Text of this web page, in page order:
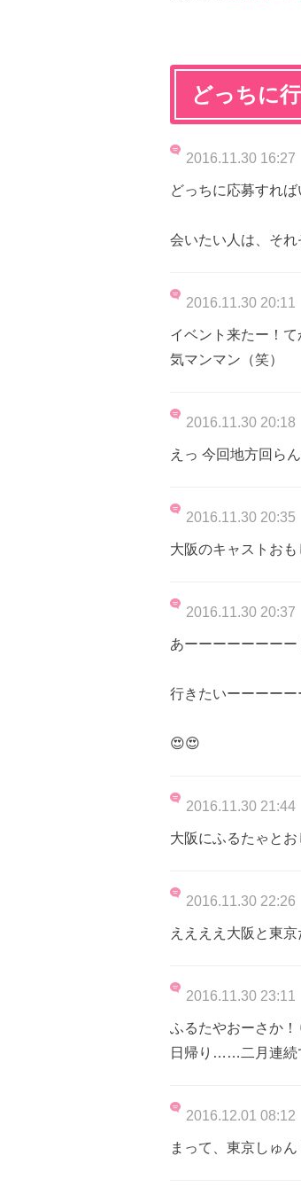
どっちに
2016.11.30 16:27
どっちに応募すれば
会いたい人は、そ
2016.11.30 20:11
イベント来たー！
気マンマン（笑）
2016.11.30 20:18
えっ 今回地方回ら
2016.11.30 20:35
大阪のキャストお
2016.11.30 20:37
あーーーーーーーー
行きたいーーーーー
😍😍
2016.11.30 21:44
大阪にふるたゃと
2016.11.30 22:26
ええええ大阪と東
2016.11.30 23:11
ふるたやおーさか
日帰り……二月連
2016.12.01 08:12
まって、東京しゅ